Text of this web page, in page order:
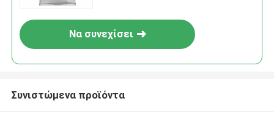
Να συνεχίσει
Συνιστώμενα προϊόντα